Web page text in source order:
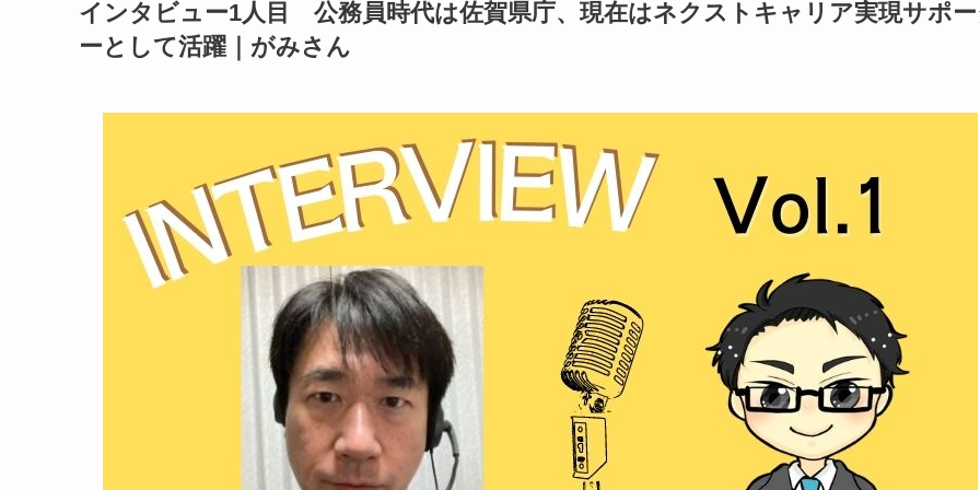
インタビュー1人目 公務員時代は佐賀県庁、現在はネクストキャリア実現サポ
ーとして活躍｜がみさん